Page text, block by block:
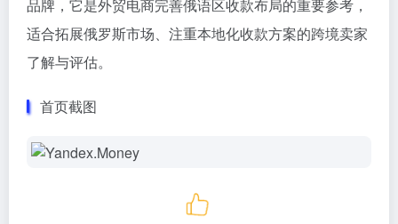
品牌，它是外贸电商完善俄语区收款布局的重要参考，
适合拓展俄罗斯市场、注重本地化收款方案的跨境卖家
了解与评估。
首页截图